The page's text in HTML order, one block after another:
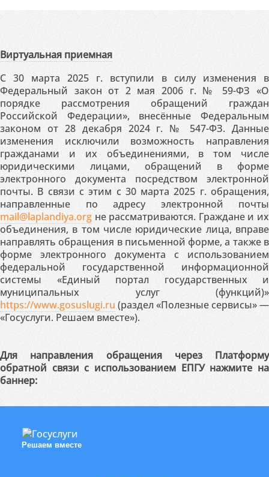
Виртуальная приемная
С 30 марта 2025 г. вступили в силу изменения в
Федеральный закон от 2 мая 2006 г. № 59-ФЗ «О
порядке рассмотрения обращений граждан
Российской Федерации», внесённые Федеральным
законом от 28 декабря 2024 г. № 547-ФЗ. Данные
изменения исключили возможность направления
гражданами и их объединениями, в том числе
юридическими лицами, обращений в форме
электронного документа посредством электронной
почты. В связи с этим с 30 марта 2025 г. обращения,
направленные по адресу электронной почты
mail@laplandiya.org не рассматриваются. Граждане и их
объединения, в том числе юридические лица, вправе
направлять обращения в письменной форме, а также в
форме электронного документа с использованием
федеральной государственной информационной
системы «Единый портал государственных и
муниципальных услуг (функций)»
https://www.gosuslugi.ru (раздел «Полезные сервисы» —
«Госуслуги. Решаем вместе»).
Для направления обращения через Платформу
обратной связи с использованием ЕПГУ нажмите на
баннер:
Решаем вместе